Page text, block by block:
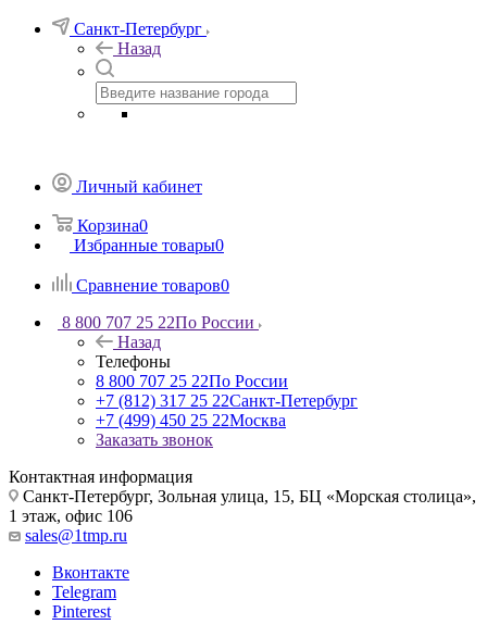
Санкт-Петербург
Назад
Личный кабинет
Корзина0
Избранные товары0
Сравнение товаров0
8 800 707 25 22По России
Назад
Телефоны
8 800 707 25 22По России
+7 (812) 317 25 22Санкт-Петербург
+7 (499) 450 25 22Москва
Заказать звонок
Контактная информация
Санкт-Петербург, Зольная улица, 15, БЦ «Морская столица»,
1 этаж, офис 106
sales@1tmp.ru
Вконтакте
Telegram
Pinterest